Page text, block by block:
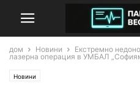
дом Новини
Екстремно
лазерна операция в УМБАЛ
Новини